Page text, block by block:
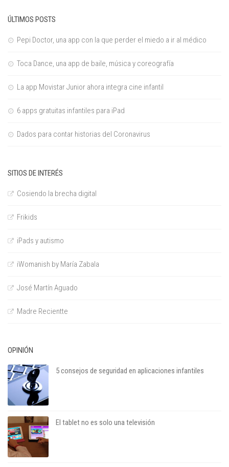
ÚLTIMOS POSTS
Pepi Doctor, una app con la que perder el miedo a ir al médico
Toca Dance, una app de baile, música y coreografía
La app Movistar Junior ahora integra cine infantil
6 apps gratuitas infantiles para iPad
Dados para contar historias del Coronavirus
SITIOS DE INTERÉS
Cosiendo la brecha digital
Frikids
iPads y autismo
iWomanish by María Zabala
José Martín Aguado
Madre Recientte
OPINIÓN
5 consejos de seguridad en aplicaciones infantiles
El tablet no es solo una televisión